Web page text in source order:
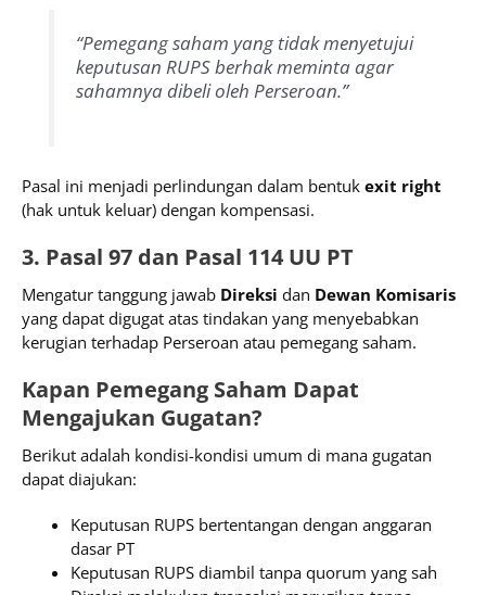
“Pemegang saham yang tidak menyetujui
keputusan RUPS berhak meminta agar
sahamnya dibeli oleh Perseroan.”
Pasal ini menjadi perlindungan dalam bentuk exit right
(hak untuk keluar) dengan kompensasi.
3. Pasal 97 dan Pasal 114 UU PT
Mengatur tanggung jawab Direksi dan Dewan Komisaris
yang dapat digugat atas tindakan yang menyebabkan
kerugian terhadap Perseroan atau pemegang saham.
Kapan Pemegang Saham Dapat
Mengajukan Gugatan?
Berikut adalah kondisi-kondisi umum di mana gugatan
dapat diajukan:
Keputusan RUPS bertentangan dengan anggaran
dasar PT
Keputusan RUPS diambil tanpa quorum yang sah